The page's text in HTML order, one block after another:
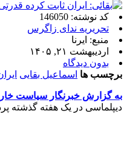
کد نوشته: 146050
تحریریه ندای زاگرس
منبع: ایرنا
اردیبهشت ۲۱, ۱۴۰۵
بدون دیدگاه
برچسب ها اسماعیل بقایی
به گزارش خبرنگار سیاست
دیپلماسی در یک هفته گذشته